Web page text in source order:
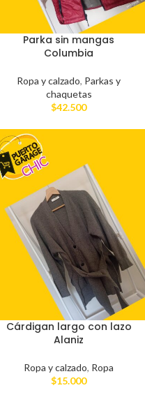
Parka sin mangas
Columbia
Ropa y calzado, Parkas y
chaquetas
$42.500
Cárdigan largo con lazo
Alaniz
Ropa y calzado, Ropa
$15.000